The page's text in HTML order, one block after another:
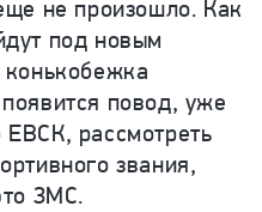
не произошло. Как
под новым
повод, уже
рассмотреть
звания,
ЗМС.